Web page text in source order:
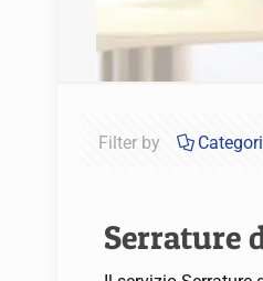
Filter by
Serrature